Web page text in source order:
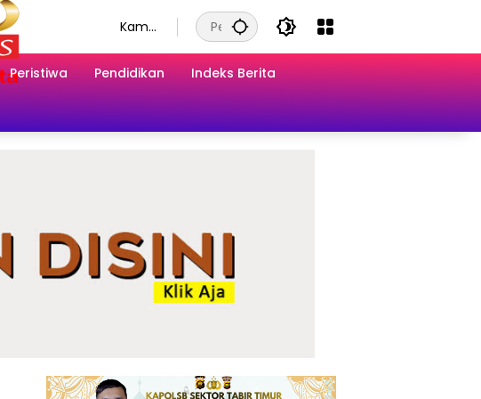
Kamis
Agust
us
2026
Peristiwa Pendidikan Indeks Berita